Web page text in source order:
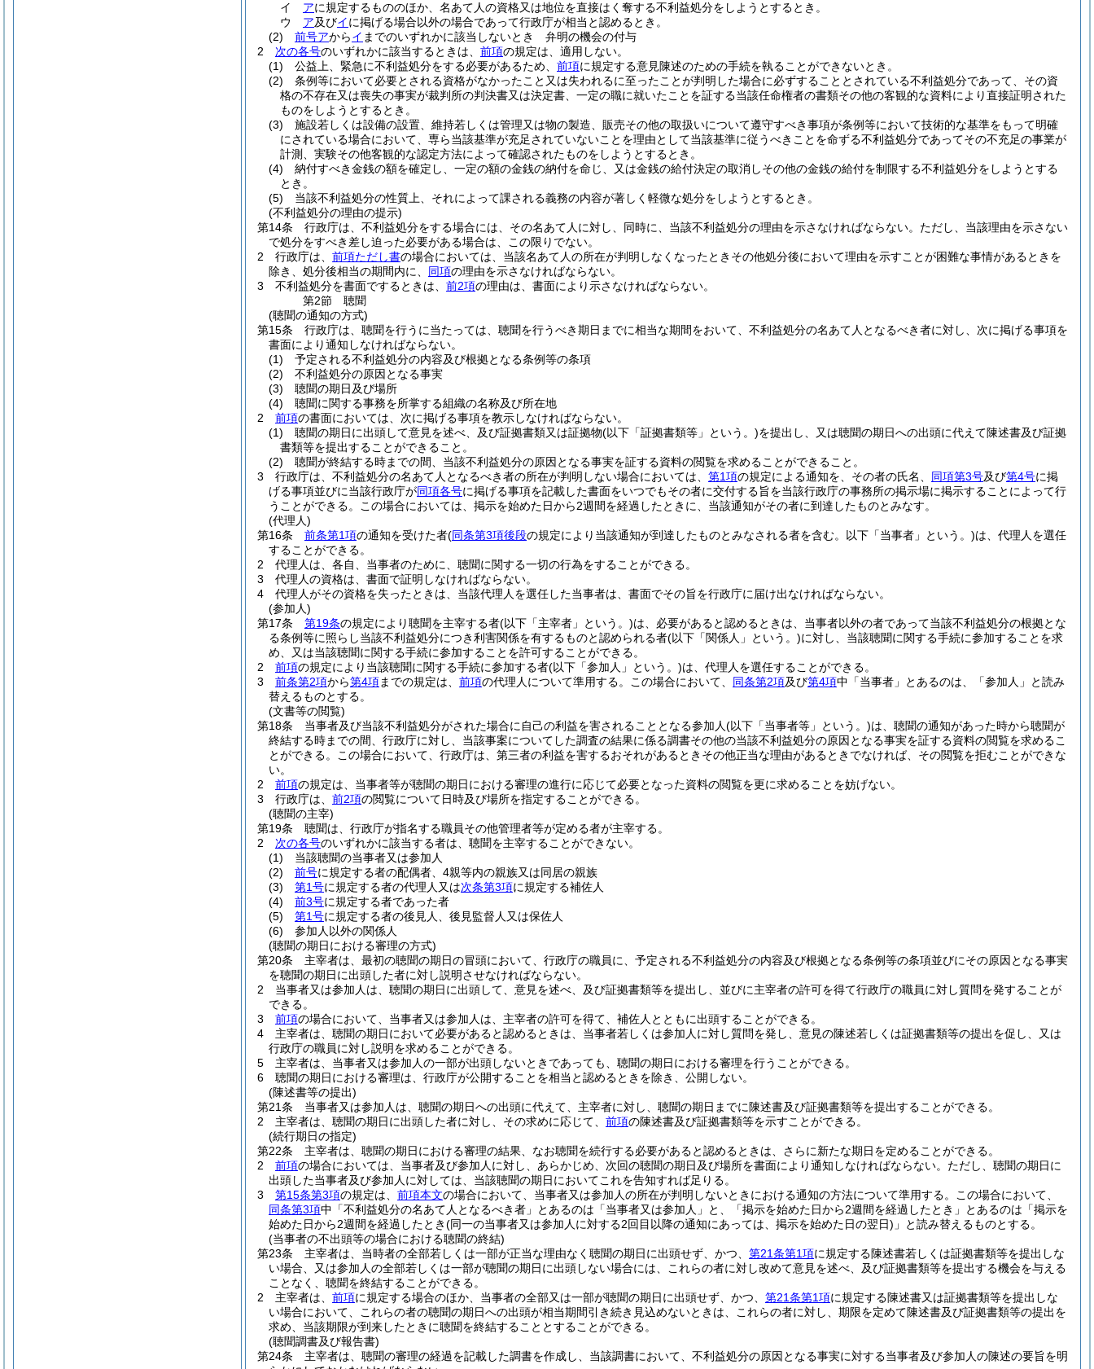
イ
アに規定するもののほか、名あて人の資格又は地位を直接はく奪する不利益処分をしようとするとき。
ウ
ア及びイに掲げる場合以外の場合であって行政庁が相当と認めるとき。
(2)
前号アからイ までのいずれかに該当しないとき 弁明の機会の付与
2
次の各号のいずれかに該当するときは、 前項の規定は、適用しない。
(1)
公益上、緊急に不利益処分をする必要があるため、 前項に規定する意見陳述のための手続を執ることができないとき。
(2)
条例等において必要とされる資格がなかったこと又は失われるに至ったことが判明した場合に必ずすることとされている不利益処分であって、その資
格の不存在又は喪失の事実が裁判所の判決書又は決定書、一定の職に就いたことを証する当該任命権者の書類その他の客観的な資料により直接証明された
ものをしようとするとき。
(3)
施設若しくは設備の設置、維持若しくは管理又は物の製造、販売その他の取扱いについて遵守すべき事項が条例等において技術的な基準をもって明確
にされている場合において、専ら当該基準が充足されていないことを理由として当該基準に従うべきことを命ずる不利益処分であってその不充足の事業が
計測、実験その他客観的な認定方法によって確認されたものをしようとするとき。
(4)
納付すべき金銭の額を確定し、一定の額の金銭の納付を命じ、又は金銭の給付決定の取消しその他の金銭の給付を制限する不利益処分をしようとする
とき。
(5)
当該不利益処分の性質上、それによって課される義務の内容が著しく軽微な処分をしようとするとき。
(不利益処分の理由の提示)
第14条
行政庁は、不利益処分をする場合には、その名あて人に対し、同時に、当該不利益処分の理由を示さなければならない。 ただし、当該理由を示さない
で処分をすべき差し迫った必要がある場合は、この限りでない。
2
行政庁は、 前項ただし書の場合においては、当該名あて人の所在が判明しなくなったときその他処分後において理由を示すことが困難な事情があるときを
除き、処分後相当の期間内に、 同項の理由を示さなければならない。
3
不利益処分を書面でするときは、 前2項の理由は、書面により示さなければならない。
第2節
聴聞
(聴聞の通知の方式)
第15条
行政庁は、聴聞を行うに当たっては、聴聞を行うべき期日までに相当な期間をおいて、不利益処分の名あて人となるべき者に対し、次に掲げる事項を
書面により通知しなければならない。
(1)
予定される不利益処分の内容及び根拠となる条例等の条項
(2)
不利益処分の原因となる事実
(3)
聴聞の期日及び場所
(4)
聴聞に関する事務を所掌する組織の名称及び所在地
2
前項の書面においては、次に掲げる事項を教示しなければならない。
(1)
聴聞の期日に出頭して意見を述べ、及び証拠書類又は証拠物(以下「証拠書類等」という。)を提出し、又は聴聞の期日への出頭に代えて陳述書及び証拠
書類等を提出することができること。
(2)
聴聞が終結する時までの間、当該不利益処分の原因となる事実を証する資料の閲覧を求めることができること。
3
行政庁は、不利益処分の名あて人となるべき者の所在が判明しない場合においては、 第1項の規定による通知を、その者の氏名、 同項第3号及び第4号に掲
げる事項並びに当該行政庁が同項各号に掲げる事項を記載した書面をいつでもその者に交付する旨を当該行政庁の事務所の掲示場に掲示することによって行
うことができる。
この場合においては、掲示を始めた日から2週間を経過したときに、当該通知がその者に到達したものとみなす。
(代理人)
第16条
前条第1項の通知を受けた者(同条第3項後段の規定により当該通知が到達したものとみなされる者を含む。以下「当事者」という。)は、代理人を選任
することができる。
2
代理人は、各自、当事者のために、聴聞に関する一切の行為をすることができる。
3
代理人の資格は、書面で証明しなければならない。
4
代理人がその資格を失ったときは、当該代理人を選任した当事者は、書面でその旨を行政庁に届け出なければならない。
(参加人)
第17条
第19条の規定により聴聞を主宰する者(以下「主宰者」という。)は、必要があると認めるときは、当事者以外の者であって当該不利益処分の根拠とな
る条例等に照らし当該不利益処分につき利害関係を有するものと認められる者(以下「関係人」という。)に対し、当該聴聞に関する手続に参加することを求
め、又は当該聴聞に関する手続に参加することを許可することができる。
2
前項の規定により当該聴聞に関する手続に参加する者(以下「参加人」という。)は、代理人を選任することができる。
3
前条第2項から第4項までの規定は、 前項の代理人について準用する。 この場合において、 同条第2項及び第4項中「当事者」とあるのは、「参加人」と読み
替えるものとする。
(文書等の閲覧)
第18条
当事者及び当該不利益処分がされた場合に自己の利益を害されることとなる参加人(以下「当事者等」という。)は、聴聞の通知があった時から聴聞が
終結する時までの間、行政庁に対し、当該事案についてした調査の結果に係る調書その他の当該不利益処分の原因となる事実を証する資料の閲覧を求めるこ
とができる。
この場合において、行政庁は、第三者の利益を害するおそれがあるときその他正当な理由があるときでなければ、その閲覧を拒むことができな
い。
2
前項の規定は、当事者等が聴聞の期日における審理の進行に応じて必要となった資料の閲覧を更に求めることを妨げない。
3
行政庁は、 前2項の閲覧について日時及び場所を指定することができる。
(聴聞の主宰)
第19条
聴聞は、行政庁が指名する職員その他管理者等が定める者が主宰する。
2
次の各号のいずれかに該当する者は、聴聞を主宰することができない。
(1)
当該聴聞の当事者又は参加人
(2)
前号に規定する者の配偶者、4親等内の親族又は同居の親族
(3)
第1号に規定する者の代理人又は次条第3項に規定する補佐人
(4)
前3号に規定する者であった者
(5)
第1号に規定する者の後見人、後見監督人又は保佐人
(6)
参加人以外の関係人
(聴聞の期日における審理の方式)
第20条
主宰者は、最初の聴聞の期日の冒頭において、行政庁の職員に、予定される不利益処分の内容及び根拠となる条例等の条項並びにその原因となる事実
を聴聞の期日に出頭した者に対し説明させなければならない。
2
当事者又は参加人は、聴聞の期日に出頭して、意見を述べ、及び証拠書類等を提出し、並びに主宰者の許可を得て行政庁の職員に対し質問を発することが
できる。
3
前項の場合において、当事者又は参加人は、主宰者の許可を得て、補佐人とともに出頭することができる。
4
主宰者は、聴聞の期日において必要があると認めるときは、当事者若しくは参加人に対し質問を発し、意見の陳述若しくは証拠書類等の提出を促し、又は
行政庁の職員に対し説明を求めることができる。
5
主宰者は、当事者又は参加人の一部が出頭しないときであっても、聴聞の期日における審理を行うことができる。
6
聴聞の期日における審理は、行政庁が公開することを相当と認めるときを除き、公開しない。
(陳述書等の提出)
第21条
当事者又は参加人は、聴聞の期日への出頭に代えて、主宰者に対し、聴聞の期日までに陳述書及び証拠書類等を提出することができる。
2
主宰者は、聴聞の期日に出頭した者に対し、その求めに応じて、 前項の陳述書及び証拠書類等を示すことができる。
(続行期日の指定)
第22条
主宰者は、聴聞の期日における審理の結果、なお聴聞を続行する必要があると認めるときは、さらに新たな期日を定めることができる。
2
前項の場合においては、当事者及び参加人に対し、あらかじめ、次回の聴聞の期日及び場所を書面により通知しなければならない。 ただし、聴聞の期日に
出頭した当事者及び参加人に対しては、当該聴聞の期日においてこれを告知すれば足りる。
3
第15条第3項の規定は、 前項本文の場合において、当事者又は参加人の所在が判明しないときにおける通知の方法について準用する。
この場合において、
同条第3項中「不利益処分の名あて人となるべき者」とあるのは「当事者又は参加人」と、「掲示を始めた日から2週間を経過したとき」とあるのは「掲示を
始めた日から2週間を経過したとき(同一の当事者又は参加人に対する2回目以降の通知にあっては、掲示を始めた日の翌日) 」と読み替えるものとする。
(当事者の不出頭等の場合における聴聞の終結)
第23条
主宰者は、当時者の全部若しくは一部が正当な理由なく聴聞の期日に出頭せず、かつ、 第21条第1項に規定する陳述書若しくは証拠書類等を提出しな
い場合、又は参加人の全部若しくは一部が聴聞の期日に出頭しない場合には、これらの者に対し改めて意見を述べ、及び証拠書類等を提出する機会を与える
ことなく、聴聞を終結することができる。
2
主宰者は、 前項に規定する場合のほか、当事者の全部又は一部が聴聞の期日に出頭せず、かつ、 第21条第1項に規定する陳述書又は証拠書類等を提出しな
い場合において、これらの者の聴聞の期日への出頭が相当期間引き続き見込めないときは、これらの者に対し、期限を定めて陳述書及び証拠書類等の提出を
求め、当該期限が到来したときに聴聞を終結することとすることができる。
(聴聞調書及び報告書)
第24条
主宰者は、聴聞の審理の経過を記載した調書を作成し、当該調書において、不利益処分の原因となる事実に対する当事者及び参加人の陳述の要旨を明